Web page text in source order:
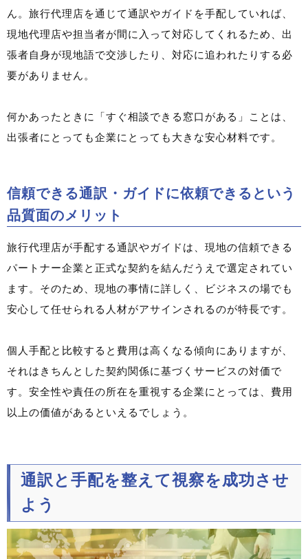
ん。旅行代理店を通じて通訳やガイドを手配していれば、
現地代理店や担当者が間に入って対応してくれるため、出
張者自身が現地語で交渉したり、対応に追われたりする必
要がありません。
何かあったときに「すぐ相談できる窓口がある」ことは、
出張者にとっても企業にとっても大きな安心材料です。
信頼できる通訳・ガイドに依頼できるという
品質面のメリット
旅行代理店が手配する通訳やガイドは、現地の信頼できる
パートナー企業と正式な契約を結んだうえで選定されてい
ます。そのため、現地の事情に詳しく、ビジネスの場でも
安心して任せられる人材がアサインされるのが特長です。
個人手配と比較すると費用は高くなる傾向にありますが、
それはきちんとした契約関係に基づくサービスの対価で
す。安全性や責任の所在を重視する企業にとっては、費用
以上の価値があるといえるでしょう。
通訳と手配を整えて視察を成功させ
よう